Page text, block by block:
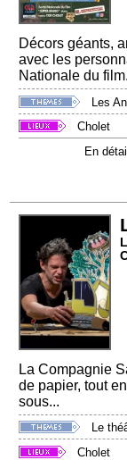
Décors géants,
avec les
Nationale du
Les
Cholet
En
La Compagnie
de papier, tout
sous...
Le
Cholet